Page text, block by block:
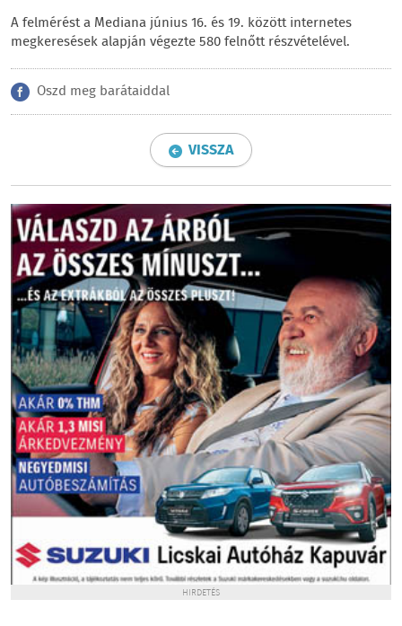
A felmérést a Mediana június 16. és 19. között internetes
megkeresések alapján végezte 580 felnőtt részvételével.
Oszd meg barátaiddal
VISSZA
HIRDETÉS